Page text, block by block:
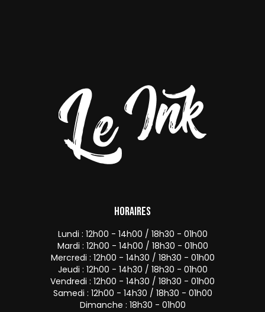
Horaires
Lundi : 12h00 - 14h00 / 18h30 - 01h00
Mardi : 12h00 - 14h00 / 18h30 - 01h00
Mercredi : 12h00 - 14h30 / 18h30 - 01h00
Jeudi : 12h00 - 14h30 / 18h30 - 01h00
Vendredi : 12h00 - 14h30 / 18h30 - 01h00
Samedi : 12h00 - 14h30 / 18h30 - 01h00
Dimanche : 18h30 - 01h00